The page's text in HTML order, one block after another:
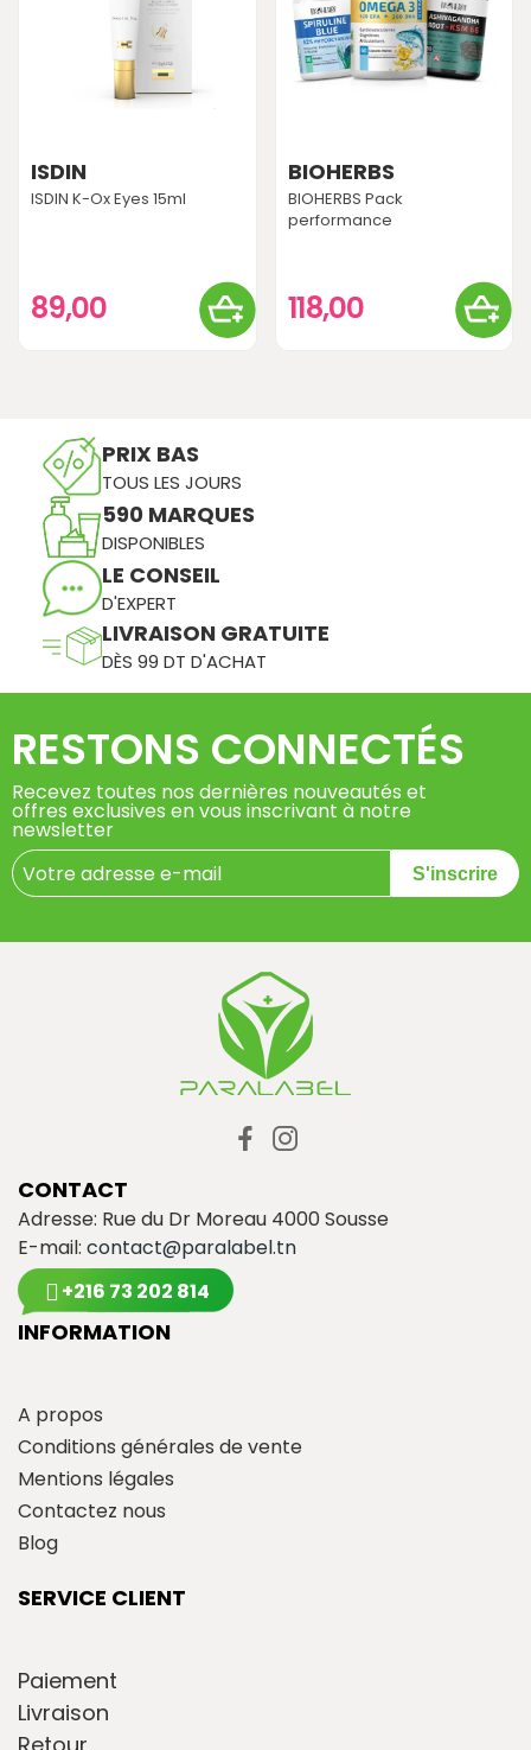
ISDIN
ISDIN K-Ox Eyes 15ml
89,00
BIOHERBS
BIOHERBS Pack
performance
118,00
PRIX BAS
TOUS LES JOURS
590 MARQUES
DISPONIBLES
LE CONSEIL
D'EXPERT
LIVRAISON GRATUITE
DÈS 99 DT D'ACHAT
RESTONS CONNECTÉS
Recevez toutes nos dernières nouveautés et
offres exclusives en vous inscrivant à notre
newsletter
S'inscrire
CONTACT
Adresse: Rue du Dr Moreau 4000 Sousse
E-mail: contact@paralabel.tn
+216 73 202 814
INFORMATION
A propos
Conditions générales de vente
Mentions légales
Contactez nous
Blog
SERVICE CLIENT
Paiement
Livraison